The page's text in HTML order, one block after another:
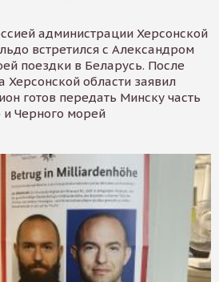
администрации Херсонской
встретился с Александром
поездки в Беларусь. После
Херсонской области заявил
готов передать Минску часть
и Черного морей